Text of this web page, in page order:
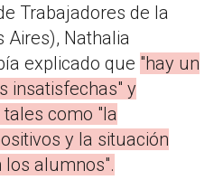
Trabajadores de la
Aires), Nathalia
explicado que "hay un
insatisfechas" y
como "la
y la situación
los alumnos".